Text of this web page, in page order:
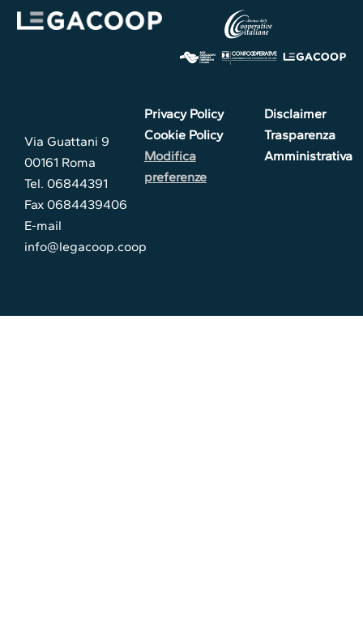
Via Guattani 9
00161 Roma
Tel. 06844391
Fax 0684439406
E-mail
info@legacoop.coop
Privacy Policy
Cookie Policy
Modifica
preferenze
Disclaimer
Trasparenza
Amministrativa